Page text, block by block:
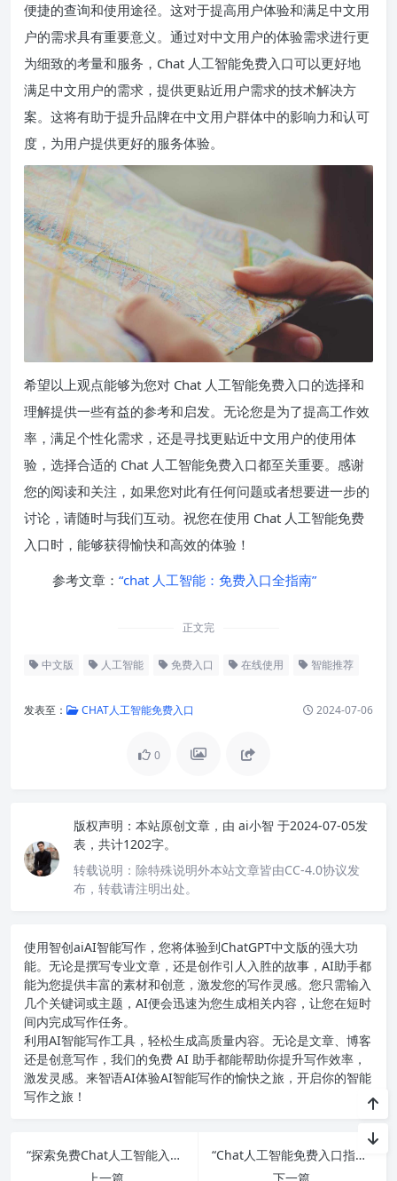
便捷的查询和使用途径。这对于提高用户体验和满足中文用
户的需求具有重要意义。通过对中文用户的体验需求进行更
为细致的考量和服务，Chat 人工智能免费入口可以更好地
满足中文用户的需求，提供更贴近用户需求的技术解决方
案。这将有助于提升品牌在中文用户群体中的影响力和认可
度，为用户提供更好的服务体验。
希望以上观点能够为您对 Chat 人工智能免费入口的选择和
理解提供一些有益的参考和启发。无论您是为了提高工作效
率，满足个性化需求，还是寻找更贴近中文用户的使用体
验，选择合适的 Chat 人工智能免费入口都至关重要。感谢
您的阅读和关注，如果您对此有任何问题或者想要进一步的
讨论，请随时与我们互动。祝您在使用 Chat 人工智能免费
入口时，能够获得愉快和高效的体验！
参考文章： “chat 人工智能：免费入口全指南”
正文完
中文版 人工智能 免费入口 在线使用 智能推荐
发表至： CHAT人工智能免费入口 2024-07-06
0
版权声明： 本站原创文章，由 ai小智 于2024-07-05发
表，共计1202字。
转载说明： 除特殊说明外本站文章皆由CC-4.0协议发
布，转载请注明出处。
使用智创aiAI智能写作 ，您将体验到ChatGPT中文版的强大功
能。无论是撰写专业文章，还是创作引人入胜的故事，AI助手都
能为您提供丰富的素材和创意，激发您的写作灵感。您只需输入
几个关键词或主题，AI便会迅速为您生成相关内容，让您在短时
间内完成写作任务。
利用AI智能写作工具，轻松生成高质量内容。无论是文章、博客
还是创意写作，我们的免费 AI 助手都能帮助你提升写作效率，
激发灵感。来智语AI体验AI智能写作的愉快之旅，开启你的智能
写作之旅！
“探索免费Chat人工智能入口：功能与应用详解”
“Chat人工智能免费入口指南与推荐资源”